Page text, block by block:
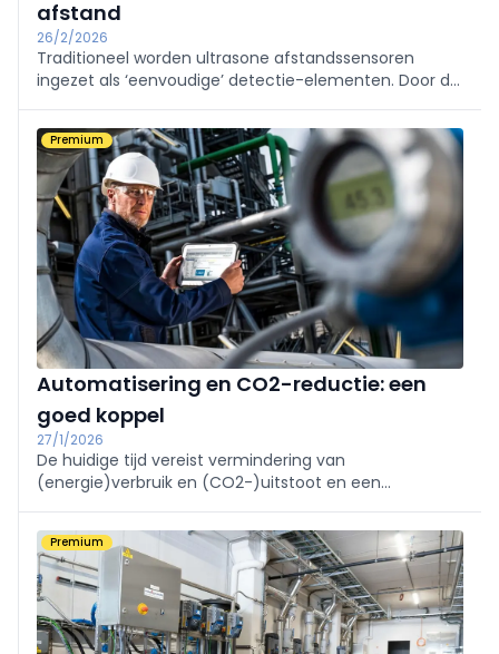
afstand
26/2/2026
Traditioneel worden ultrasone afstandssensoren
ingezet als ‘eenvoudige’ detectie-elementen. Door de
snellere sensorelektronica zijn er in de huidige tijd
aanzienlijk meer mogelijkheden.
Premium
Automatisering en CO2-reductie: een
goed koppel
27/1/2026
De huidige tijd vereist vermindering van
(energie)verbruik en (CO2-)uitstoot en een
grondstoffen. Nieuwe automatiseringstechnologieën
zijn en worden steeds vaker expliciet ontwikkeld voor
CO2-reductie ...
Premium